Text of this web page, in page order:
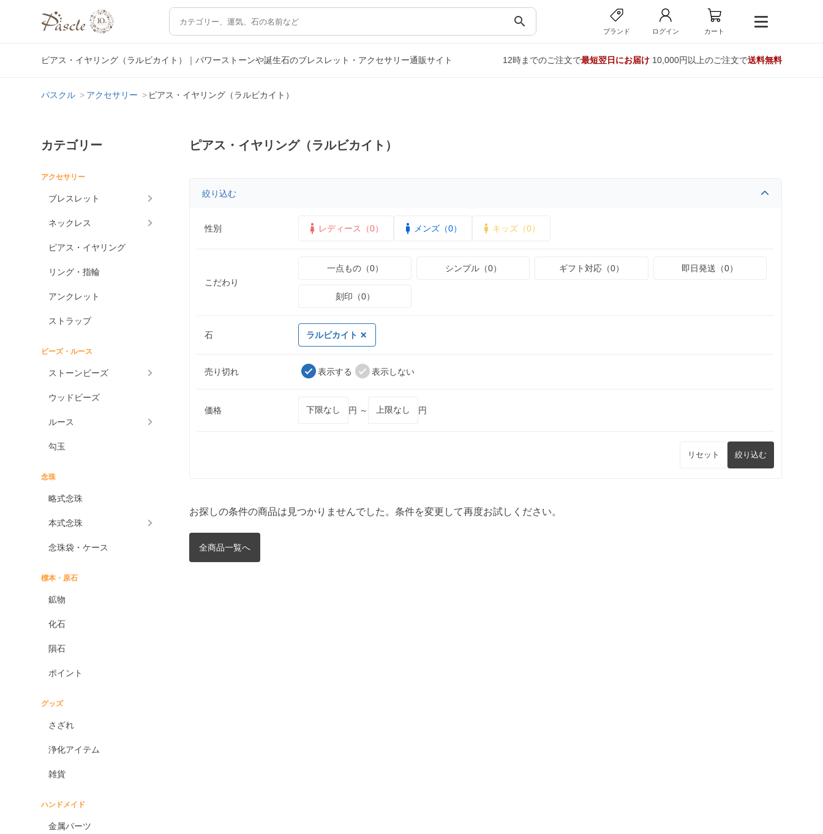
search
ブランド ログイン カート
ピアス・イヤリング（ラルビカイト）｜パワーストーンや誕生石のブレスレット・アクセサリー通販サイト 12時までのご注文で最短翌日にお届け10,000円以上のご注文で送料無料
パスクル アクセサリー ピアス・イヤリング（ラルビカイト）
カテゴリー
アクセサリー
ブレスレット
ネックレス
ピアス・イヤリング
リング・指輪
アンクレット
ストラップ
ビーズ・ルース
ストーンビーズ
ウッドビーズ
ルース
勾玉
念珠
略式念珠
本式念珠
念珠袋・ケース
標本・原石
鉱物
化石
隕石
ポイント
グッズ
さざれ
浄化アイテム
雑貨
ハンドメイド
金属パーツ
ピアス・イヤリング（ラルビカイト）
絞り込む
性別 レディース（0） メンズ（0） キッズ（0）
こだわり
一点もの（0） シンプル（0） ギフト対応（0） 即日発送（0）
刻印（0）
石 ラルビカイト
売り切れ 表示する 表示しない
価格 円 ～ 円
リセット 絞り込む
お探しの条件の商品は見つかりませんでした。条件を変更して再度お試しください。
全商品一覧へ